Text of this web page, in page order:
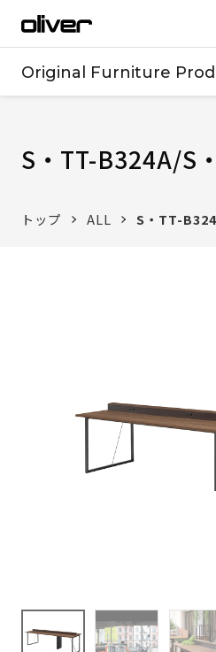
Original Furniture
S・TT-B324A/S
トップ ALL S・TT-